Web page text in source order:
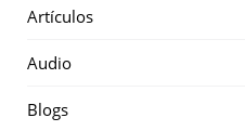
Artículos
Audio
Blogs